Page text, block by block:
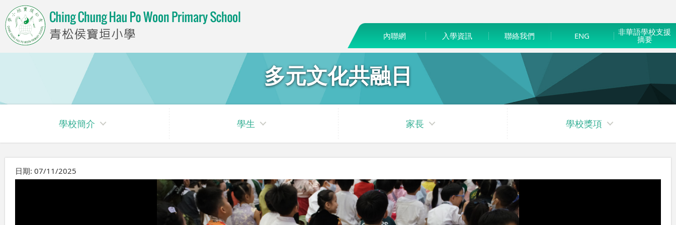
內聯網 入學資訊 聯絡我們 ENG 非華語學校支援
摘要
多元文化共融日
學校簡介 學生 家長 學校獎項
日期: 07/11/2025